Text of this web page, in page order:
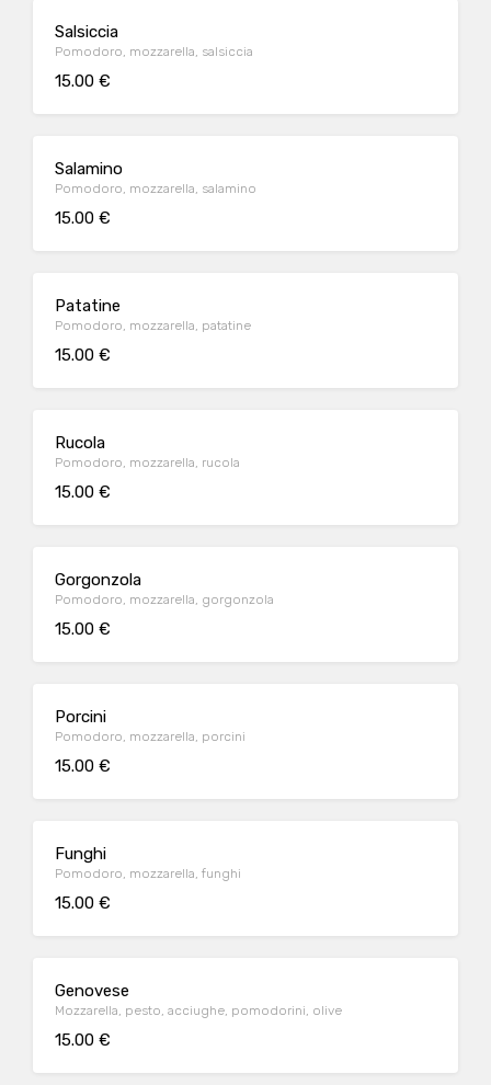
Salsiccia
Pomodoro, mozzarella, salsiccia
15.00 €
Salamino
Pomodoro, mozzarella, salamino
15.00 €
Patatine
Pomodoro, mozzarella, patatine
15.00 €
Rucola
Pomodoro, mozzarella, rucola
15.00 €
Gorgonzola
Pomodoro, mozzarella, gorgonzola
15.00 €
Porcini
Pomodoro, mozzarella, porcini
15.00 €
Funghi
Pomodoro, mozzarella, funghi
15.00 €
Genovese
Mozzarella, pesto, acciughe, pomodorini, olive
15.00 €